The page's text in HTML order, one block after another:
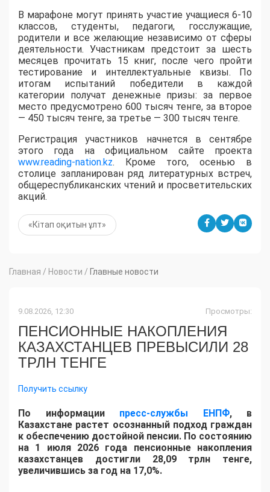
В марафоне могут принять участие учащиеся 6-10
классов, студенты, педагоги, госслужащие,
родители и все желающие независимо от сферы
деятельности. Участникам предстоит за шесть
месяцев прочитать 15 книг, после чего пройти
тестирование и интеллектуальные квизы. По
итогам испытаний победители в каждой
категории получат денежные призы: за первое
место предусмотрено 600 тысяч тенге, за второе
— 450 тысяч тенге, за третье — 300 тысяч тенге.
Регистрация участников начнется в сентябре
этого года на официальном сайте проекта
www.reading-nation.kz. Кроме того, осенью в
столице запланирован ряд литературных встреч,
общереспубликанских чтений и просветительских
акций.
«Кітап оқитын ұлт»
Главная / Новости / Главные новости
9.08.2026, 12:30 Просмотры:
ПЕНСИОННЫЕ НАКОПЛЕНИЯ
КАЗАХСТАНЦЕВ ПРЕВЫСИЛИ 28
ТРЛН ТЕНГЕ
Получить ссылку
По информации пресс-службы ЕНПФ, в
Казахстане растет осознанный подход граждан
к обеспечению достойной пенсии. По состоянию
на 1 июля 2026 года пенсионные накопления
казахстанцев достигли 28,09 трлн тенге,
увеличившись за год на 17,0%.